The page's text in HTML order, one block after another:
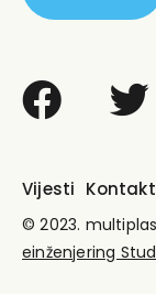
Vijesti Kontakt
© 2023.
einženjering